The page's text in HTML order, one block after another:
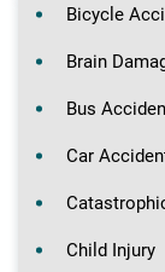
Bicycle
Brain
Bus
Car
Child Injury